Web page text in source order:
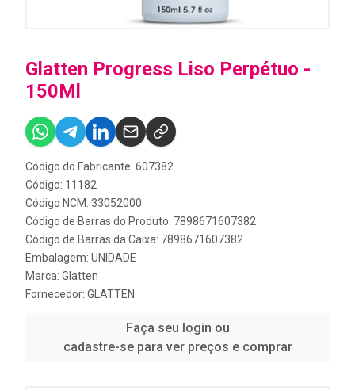
Glatten Progress Liso Perpétuo -
150Ml
Código do Fabricante: 607382
Código: 11182
Código NCM: 33052000
Código de Barras do Produto: 7898671607382
Código de Barras da Caixa: 7898671607382
Embalagem: UNIDADE
Marca: Glatten
Fornecedor: GLATTEN
Faça seu login ou
cadastre-se para ver preços e comprar